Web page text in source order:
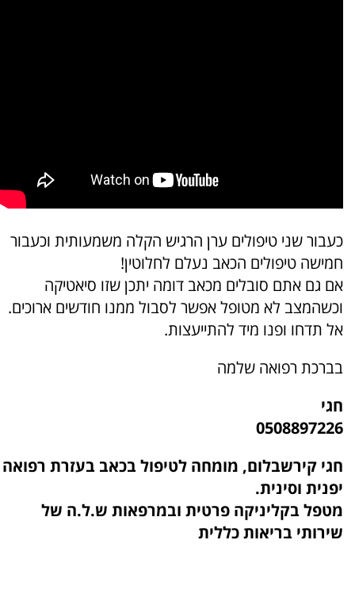
כעבור שני טיפולים ערן הרגיש הקלה משמעותית וכעבור
חמישה טיפולים הכאב נעלם לחלוטין!
אם גם אתם סובלים מכאב דומה יתכן שזו סיאטיקה
וכשהמצב לא מטופל אפשר לסבול ממנו חודשים ארוכים.
אל תדחו ופנו מיד להתייעצות.
בברכת רפואה שלמה
חגי
0508897226
חגי קירשבלום, מומחה לטיפול בכאב בעזרת רפואה
יפנית וסינית.
מטפל בקליניקה פרטית ובמרפאות ש.ל.ה של
שירותי בריאות כללית